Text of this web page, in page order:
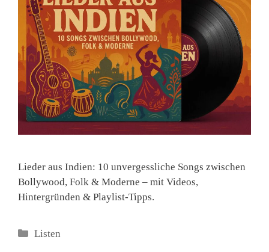
Lieder aus Indien: 10 unvergessliche Songs zwischen
Bollywood, Folk & Moderne – mit Videos,
Hintergründen & Playlist-Tipps.
Kategorien
Listen